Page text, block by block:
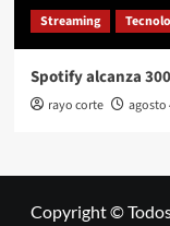
Streaming
Spotify alcanza
rayo corte agosto
Copyright ©